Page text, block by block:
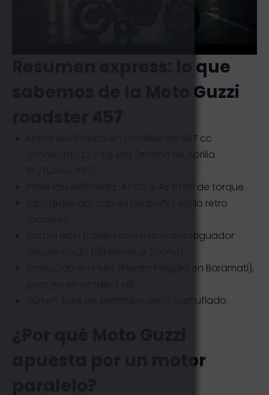
Resumen express: lo que
sabemos de la Moto Guzzi
Motor bicilíndrico en paralelo de 457 cc
refrigerado por líquido (mismo de Aprilia
Potencia estimada: 47 CV y 43,5 Nm de torque.
Faro redondo, cúpula pequeña, estilo retro
Suspensión trasera con monoamortiguador
Producida en India (Planta Piaggio en Baramati),
Aún en fase de prototipo, visto camuflado.
apuesta por un motor